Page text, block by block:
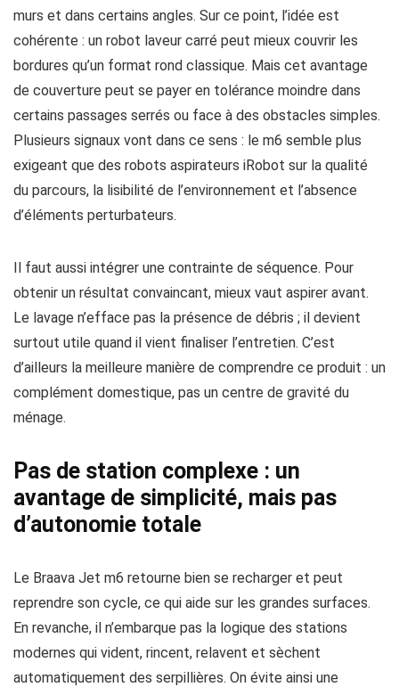
murs et dans certains angles. Sur ce point, l’idée est
cohérente : un robot laveur carré peut mieux couvrir les
bordures qu’un format rond classique. Mais cet avantage
de couverture peut se payer en tolérance moindre dans
certains passages serrés ou face à des obstacles simples.
Plusieurs signaux vont dans ce sens : le m6 semble plus
exigeant que des robots aspirateurs iRobot sur la qualité
du parcours, la lisibilité de l’environnement et l’absence
d’éléments perturbateurs.
Il faut aussi intégrer une contrainte de séquence. Pour
obtenir un résultat convaincant, mieux vaut aspirer avant.
Le lavage n’efface pas la présence de débris ; il devient
surtout utile quand il vient finaliser l’entretien. C’est
d’ailleurs la meilleure manière de comprendre ce produit : un
complément domestique, pas un centre de gravité du
ménage.
Pas de station complexe : un
avantage de simplicité, mais pas
d’autonomie totale
Le Braava Jet m6 retourne bien se recharger et peut
reprendre son cycle, ce qui aide sur les grandes surfaces.
En revanche, il n’embarque pas la logique des stations
modernes qui vident, rincent, relavent et sèchent
automatiquement des serpillières. On évite ainsi une